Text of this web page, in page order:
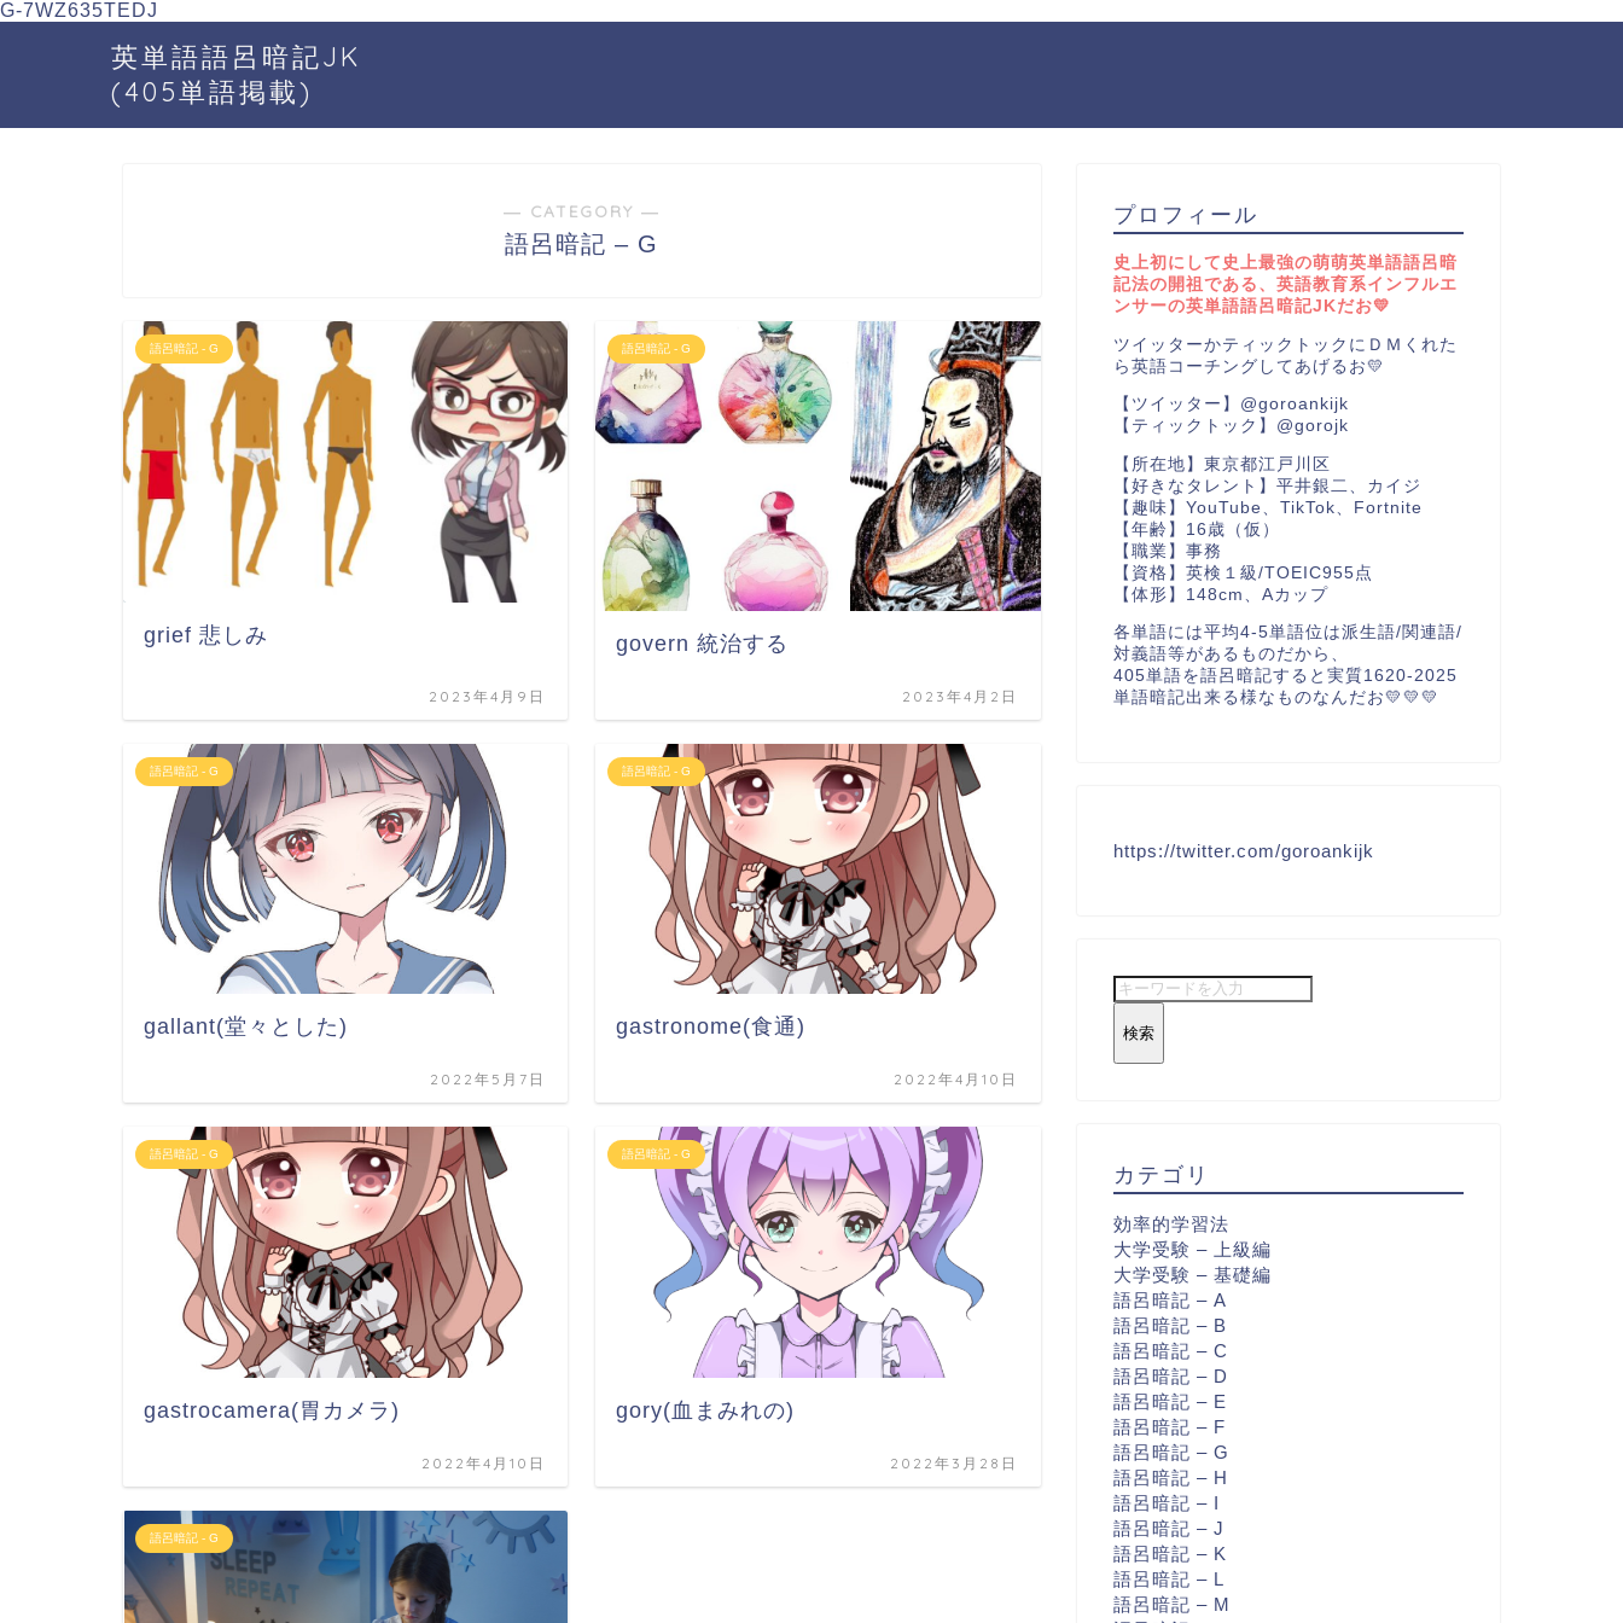
G-7WZ635TEDJ
英単語語呂暗記JK
(405単語掲載)
― CATEGORY ―
語呂暗記 – G
語呂暗記 - G
grief 悲しみ
2023年4月9日
語呂暗記 - G
govern 統治する
2023年4月2日
語呂暗記 - G
gallant(堂々とした)
2022年5月7日
語呂暗記 - G
gastronome(食通)
2022年4月10日
語呂暗記 - G
gastrocamera(胃カメラ)
2022年4月10日
語呂暗記 - G
gory(血まみれの)
2022年3月28日
語呂暗記 - G
プロフィール
史上初にして史上最強の萌萌英単語語呂暗
記法の開祖である、英語教育系インフルエ
ンサーの英単語語呂暗記JKだお💛
ツイッターかティックトックにＤＭくれた
ら英語コーチングしてあげるお💛
【ツイッター】@goroankijk
【ティックトック】@gorojk
【所在地】東京都江戸川区
【好きなタレント】平井銀二、カイジ
【趣味】YouTube、TikTok、Fortnite
【年齢】16歳（仮）
【職業】事務
【資格】英検１級/TOEIC955点
【体形】148cm、Aカップ
各単語には平均4-5単語位は派生語/関連語/
対義語等があるものだから、
405単語を語呂暗記すると実質1620-2025
単語暗記出来る様なものなんだお💛💛💛
https://twitter.com/goroankijk
検索
カテゴリ
効率的学習法
大学受験 – 上級編
大学受験 – 基礎編
語呂暗記 – A
語呂暗記 – B
語呂暗記 – C
語呂暗記 – D
語呂暗記 – E
語呂暗記 – F
語呂暗記 – G
語呂暗記 – H
語呂暗記 – I
語呂暗記 – J
語呂暗記 – K
語呂暗記 – L
語呂暗記 – M